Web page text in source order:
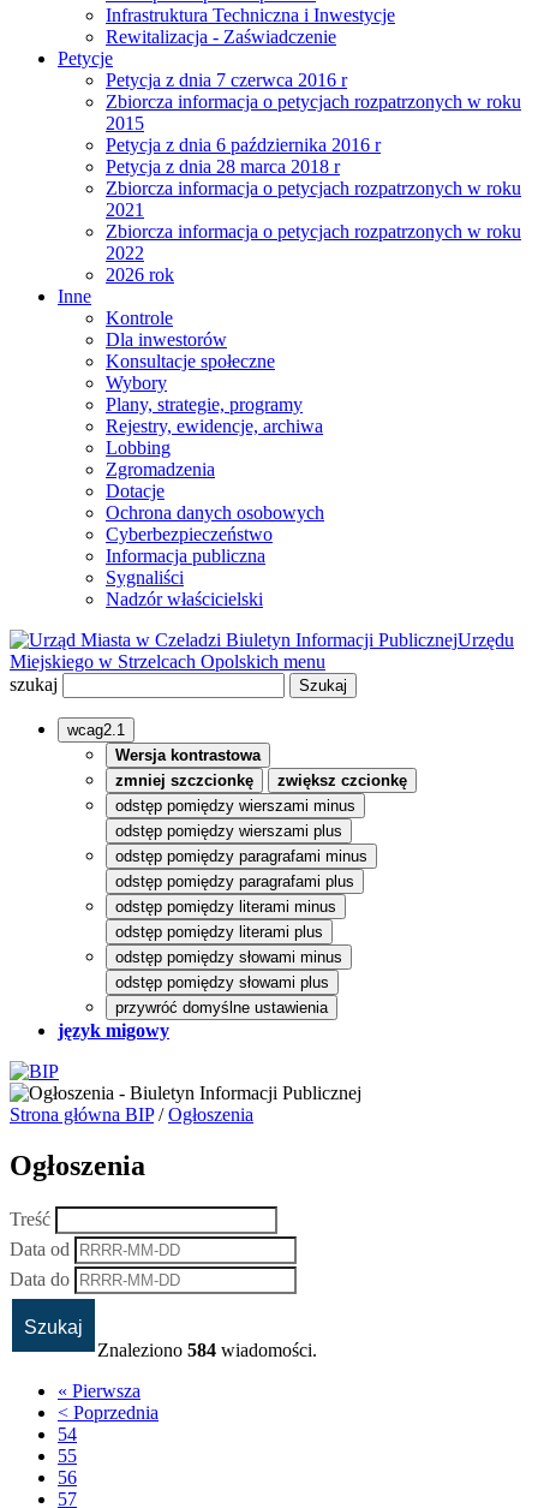
Infrastruktura Techniczna i Inwestycje
Rewitalizacja - Zaświadczenie
Petycje
Petycja z dnia 7 czerwca 2016 r
Zbiorcza informacja o petycjach rozpatrzonych w roku
2015
Petycja z dnia 6 października 2016 r
Petycja z dnia 28 marca 2018 r
Zbiorcza informacja o petycjach rozpatrzonych w roku
2021
Zbiorcza informacja o petycjach rozpatrzonych w roku
2022
2026 rok
Inne
Kontrole
Dla inwestorów
Konsultacje społeczne
Wybory
Plany, strategie, programy
Rejestry, ewidencje, archiwa
Lobbing
Zgromadzenia
Dotacje
Ochrona danych osobowych
Cyberbezpieczeństwo
Informacja publiczna
Sygnaliści
Nadzór właścicielski
Biuletyn Informacji PublicznejUrzędu
Miejskiego w Strzelcach Opolskich menu
szukaj
wcag2.1
Wersja kontrastowa
zmniej szczcionkę
zwiększ czcionkę
odstęp pomiędzy wierszami minus
odstęp pomiędzy wierszami plus
odstęp pomiędzy paragrafami minus
odstęp pomiędzy paragrafami plus
odstęp pomiędzy literami minus
odstęp pomiędzy literami plus
odstęp pomiędzy słowami minus
odstęp pomiędzy słowami plus
przywróć domyślne ustawienia
język migowy
Strona główna BIP/Ogłoszenia
Ogłoszenia
Treść
Data od
Data do
Znaleziono584 wiadomości.
« Pierwsza
< Poprzednia
54
55
56
57